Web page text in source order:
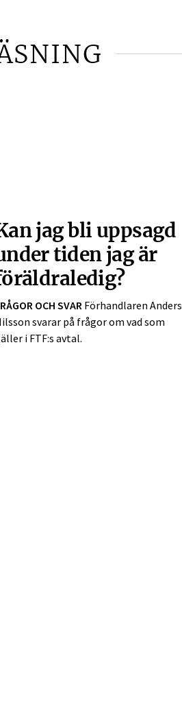
jag bli uppsagd
tiden jag är
OCH SVARFörhandlaren Anders
svarar på frågor om vad som
i FTF:s avtal.